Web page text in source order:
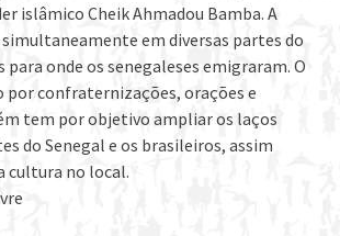
islâmico Cheik Ahmadou Bamba. A
em diversas partes do
para onde os senegaleses emigraram. O
por confraternizações, orações e
tem por objetivo ampliar os laços
do Senegal e os brasileiros, assim
cultura no local.